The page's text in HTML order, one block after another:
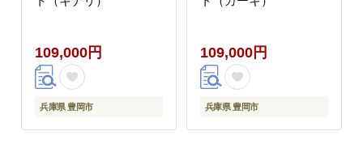
109,000円
兵庫県 豊岡市
109,000円
兵庫県 豊岡市